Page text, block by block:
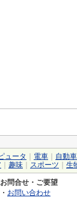
ュータ 電車 自動
趣味 スポーツ 生
お問合せ・ご要望
・ お問い合わせ